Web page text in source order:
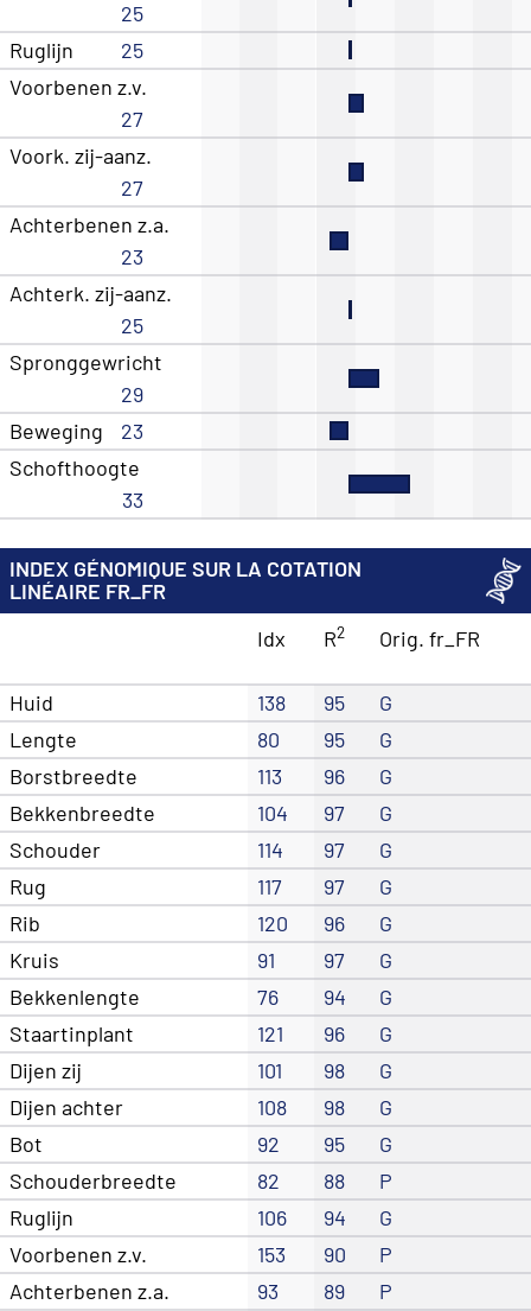
25
Ruglijn
25
Voorbenen z.v.
27
Voork. zij-aanz.
27
Achterbenen z.a.
23
Achterk. zij-aanz.
25
Spronggewricht
29
Beweging
23
Schofthoogte
33
INDEX GÉNOMIQUE SUR LA COTATION
LINÉAIRE FR_FR
Idx
R2 Orig. fr_FR
Huid 138 95
G
Lengte
80 95
G
Borstbreedte
113 96
G
Bekkenbreedte
104 97
G
Schouder
114 97
G
Rug
117 97
G
Rib
120 96
G
Kruis
91 97
G
Bekkenlengte
76 94
G
Staartinplant
121 96
G
Dijen zij
101 98
G
Dijen achter
108 98
G
Bot
92 95
G
Schouderbreedte
82 88
P
Ruglijn
106 94
G
Voorbenen z.v.
153 90
P
Achterbenen z.a.
93 89
P